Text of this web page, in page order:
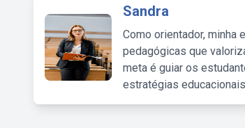
Sandra
Como orientador, minha
pedagógicas que
meta é guiar os
estratégias